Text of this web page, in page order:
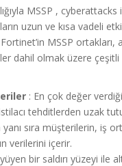
MSSP , cyberattacks
uzun ve kısa vadeli
MSSP ortakları,
dahil olmak üzere çeşitli
: En çok değer
tehditlerden uzak
sıra müşterilerin, iş
verilerini içerir.
bir saldırı yüzeyi ile